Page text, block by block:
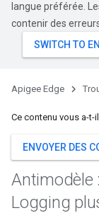
langue préférée.
contenir des
Apigee Edge
Ce contenu vous a-t-
ENVOYER DES
Antimodèle
Logging